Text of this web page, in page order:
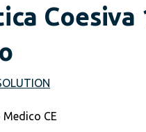
Coesiva
CE